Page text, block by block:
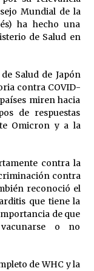
secretaria de
propuestas»
por los
al narco”
Irán y el fin de
ambos países
cargados de
salir de Ormuz
Mundial de la
ha hecho una
de Salud en
Salud de Japón
contra COVID-
miren hacia
de respuestas
Omicron y a la
contra la
contra
reconoció el
que tiene la
de que
o no
de WHC y la